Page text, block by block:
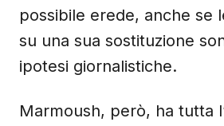
possibile erede, anche se
su una sua sostituzione
ipotesi giornalistiche.
Marmoush, però, ha tutta